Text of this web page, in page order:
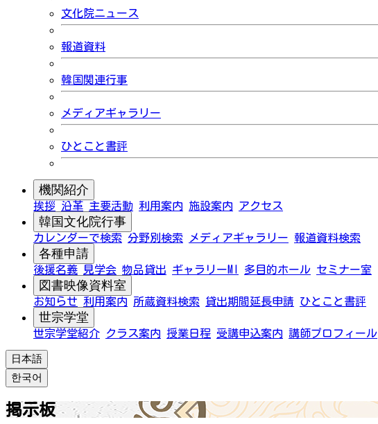
文化院ニュース
報道資料
韓国関連行事
メディアギャラリー
ひとこと書評
機関紹介
挨拶 沿革 主要活動 利用案内 施設案内 アクセス
韓国文化院行事
カレンダーで検索 分野別検索 メディアギャラリー 報道資料検索
各種申請
後援名義 見学会 物品貸出 ギャラリーMI 多目的ホール セミナー室
図書映像資料室
お知らせ 利用案内 所蔵資料検索 貸出期間延長申請 ひとこと書評
世宗学堂
世宗学堂紹介 クラス案内 授業日程 受講申込案内 講師プロフィール
日本語
한국어
掲示板